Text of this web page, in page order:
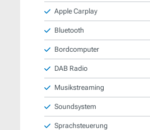
Apple Carplay
Bluetooth
Bordcomputer
DAB Radio
Musikstreaming
Soundsystem
Sprachsteuerung